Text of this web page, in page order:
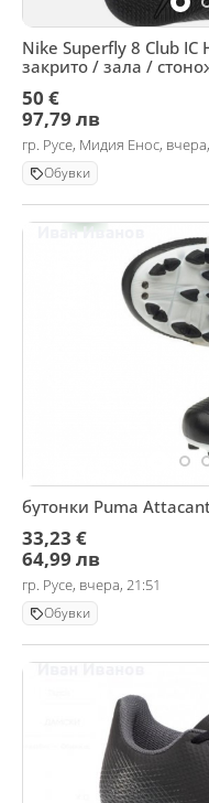
Nike Superfly 8 Club
закрито / зала /
50 €
97,79 лв
гр. Русе, Мидия Енос,
Обувки
33,23 €
64,99 лв
гр. Русе, вчера, 21:51
Обувки